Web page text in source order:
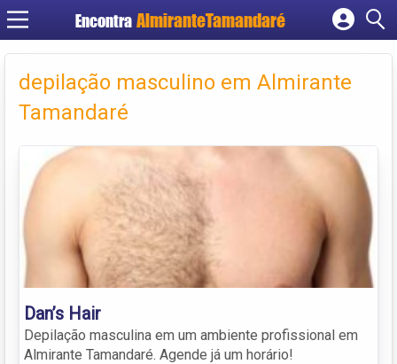
Encontra
Cadastrar empresa
Criar conta
depilação masculino em Almirante
Tamandaré
Dan’s Hair
Depilação masculina em um ambiente profissional em
Almirante Tamandaré. Agende já um horário!